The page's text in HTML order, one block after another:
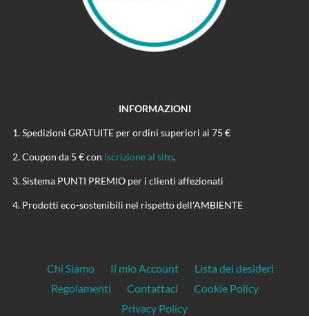
INFORMAZIONI
Spedizioni GRATUITE per ordini superiori ai 75 €
Coupon da 5 € con iscrizione al sito.
Sistema PUNTI PREMIO per i clienti affezionati
Prodotti eco-sostenibili nel rispetto dell'AMBIENTE
Chi Siamo Il mio Account
Lista dei desideri
Regolamenti
Contattaci
Cookie Policy
Privacy Policy